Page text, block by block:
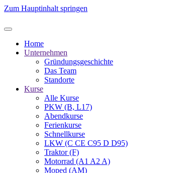
Zum Hauptinhalt springen
Home
Unternehmen
Gründungsgeschichte
Das Team
Standorte
Kurse
Alle Kurse
PKW (B, L17)
Abendkurse
Ferienkurse
Schnellkurse
LKW (C CE C95 D D95)
Traktor (F)
Motorrad (A1 A2 A)
Moped (AM)